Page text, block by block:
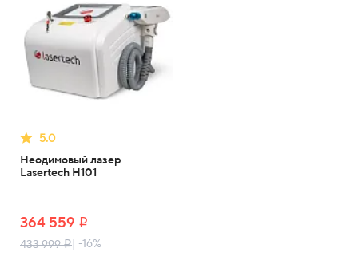
5.0
Неодимовый лазер
Lasertech H101
364 559 i
433 999i | -16%